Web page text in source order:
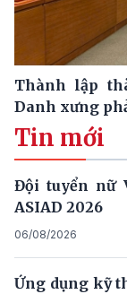
Thành lập
Danh xưng
Tin mới
Đội tuyển nữ
ASIAD 2026
06/08/2026
Ứng dụng kỹ